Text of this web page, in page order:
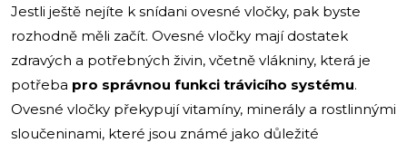
Jestli ještě nejíte k snídani ovesné vločky, pak byste
rozhodně měli začít. Ovesné vločky mají dostatek
zdravých a potřebných živin, včetně vlákniny, která je
potřeba pro správnou funkci trávicího systému.
Ovesné vločky překypují vitamíny, minerály a rostlinnými
sloučeninami, které jsou známé jako důležité